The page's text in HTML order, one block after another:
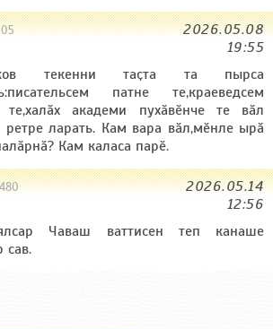
2026.05.08
19:55
текенни таҫта та пырса
патне те,краеведсем
те,халӑх академи пухӑвӗнче те вӑл
ретре ларать. Кам вара вӑл,мӗнле ырӑ
Кам каласа парӗ.
2026.05.14
12:56
Чаваш ваттисен теп канаше
сав.